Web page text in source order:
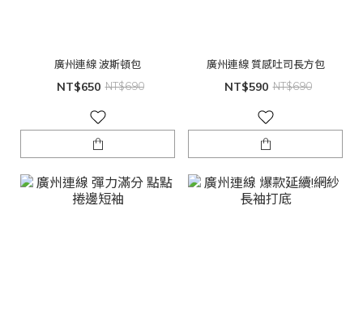
廣州連線 波斯頓包
NT$650 NT$690
廣州連線 質感吐司長方包
NT$590 NT$690